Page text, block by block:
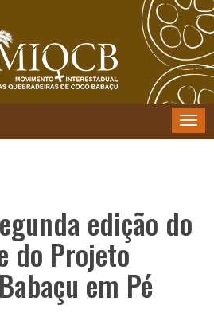
Menu
edição do
do Projeto
em Pé